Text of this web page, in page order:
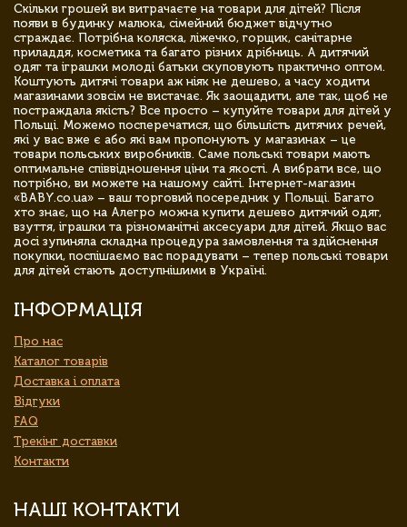
Скільки грошей ви витрачаєте на товари для дітей? Після
появи в будинку малюка, сімейний бюджет відчутно
страждає. Потрібна коляска, ліжечко, горщик, санітарне
приладдя, косметика та багато різних дрібниць. А дитячий
одяг та іграшки молоді батьки скуповують практично оптом.
Коштують дитячі товари аж ніяк не дешево, а часу ходити
магазинами зовсім не вистачає. Як заощадити, але так, щоб не
постраждала якість? Все просто – купуйте товари для дітей у
Польщі. Можемо посперечатися, що більшість дитячих речей,
які у вас вже є або які вам пропонують у магазинах – це
товари польських виробників. Саме польські товари мають
оптимальне співвідношення ціни та якості. А вибрати все, що
потрібно, ви можете на нашому сайті. Інтернет-магазин
«BABY.co.ua» – ваш торговий посередник у Польщі. Багато
хто знає, що на Алегро можна купити дешево дитячий одяг,
взуття, іграшки та різноманітні аксесуари для дітей. Якщо вас
досі зупиняла складна процедура замовлення та здійснення
покупки, поспішаємо вас порадувати – тепер польські товари
для дітей стають доступнішими в Україні.
ІНФОРМАЦІЯ
Про нас
Каталог товарів
Доставка і оплата
Відгуки
FAQ
Трекінг доставки
Контакти
НАШІ КОНТАКТИ